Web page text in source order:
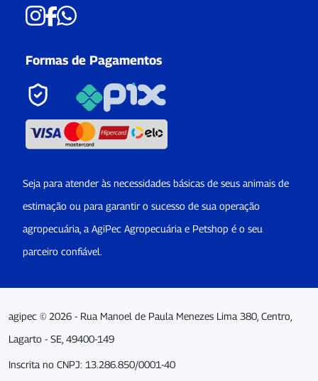
Formas de Pagamentos
Seja para atender às necessidades básicas de seus animais de
estimação ou para garantir o sucesso de sua operação
agropecuária, a AgiPec Agropecuária e Petshop é o seu
parceiro confiável.
agipec © 2026 - Rua Manoel de Paula Menezes Lima 380, Centro,
Lagarto - SE, 49400-149
Inscrita no CNPJ: 13.286.850/0001-40